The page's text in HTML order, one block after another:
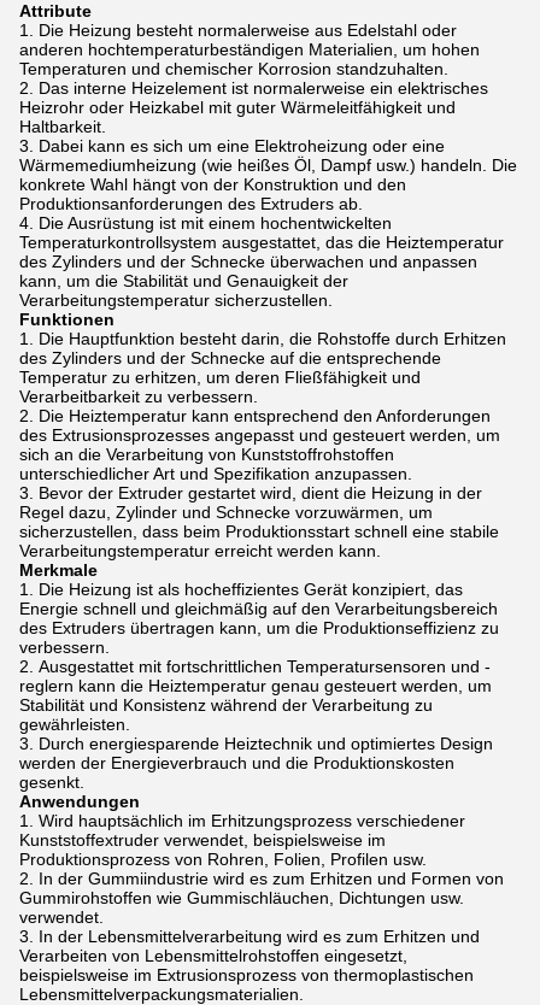
Attribute
Die Heizung besteht normalerweise aus Edelstahl oder
anderen hochtemperaturbeständigen Materialien, um hohen
Temperaturen und chemischer Korrosion standzuhalten.
Das interne Heizelement ist normalerweise ein elektrisches
Heizrohr oder Heizkabel mit guter Wärmeleitfähigkeit und
Haltbarkeit.
Dabei kann es sich um eine Elektroheizung oder eine
Wärmemediumheizung (wie heißes Öl, Dampf usw.) handeln. Die
konkrete Wahl hängt von der Konstruktion und den
Produktionsanforderungen des Extruders ab.
Die Ausrüstung ist mit einem hochentwickelten
Temperaturkontrollsystem ausgestattet, das die Heiztemperatur
des Zylinders und der Schnecke überwachen und anpassen
kann, um die Stabilität und Genauigkeit der
Verarbeitungstemperatur sicherzustellen.
Funktionen
Die Hauptfunktion besteht darin, die Rohstoffe durch Erhitzen
des Zylinders und der Schnecke auf die entsprechende
Temperatur zu erhitzen, um deren Fließfähigkeit und
Verarbeitbarkeit zu verbessern.
Die Heiztemperatur kann entsprechend den Anforderungen
des Extrusionsprozesses angepasst und gesteuert werden, um
sich an die Verarbeitung von Kunststoffrohstoffen
unterschiedlicher Art und Spezifikation anzupassen.
Bevor der Extruder gestartet wird, dient die Heizung in der
Regel dazu, Zylinder und Schnecke vorzuwärmen, um
sicherzustellen, dass beim Produktionsstart schnell eine stabile
Verarbeitungstemperatur erreicht werden kann.
Merkmale
Die Heizung ist als hocheffizientes Gerät konzipiert, das
Energie schnell und gleichmäßig auf den Verarbeitungsbereich
des Extruders übertragen kann, um die Produktionseffizienz zu
verbessern.
Ausgestattet mit fortschrittlichen Temperatursensoren und -
reglern kann die Heiztemperatur genau gesteuert werden, um
Stabilität und Konsistenz während der Verarbeitung zu
gewährleisten.
Durch energiesparende Heiztechnik und optimiertes Design
werden der Energieverbrauch und die Produktionskosten
gesenkt.
Anwendungen
Wird hauptsächlich im Erhitzungsprozess verschiedener
Kunststoffextruder verwendet, beispielsweise im
Produktionsprozess von Rohren, Folien, Profilen usw.
In der Gummiindustrie wird es zum Erhitzen und Formen von
Gummirohstoffen wie Gummischläuchen, Dichtungen usw.
verwendet.
In der Lebensmittelverarbeitung wird es zum Erhitzen und
Verarbeiten von Lebensmittelrohstoffen eingesetzt,
beispielsweise im Extrusionsprozess von thermoplastischen
Lebensmittelverpackungsmaterialien.